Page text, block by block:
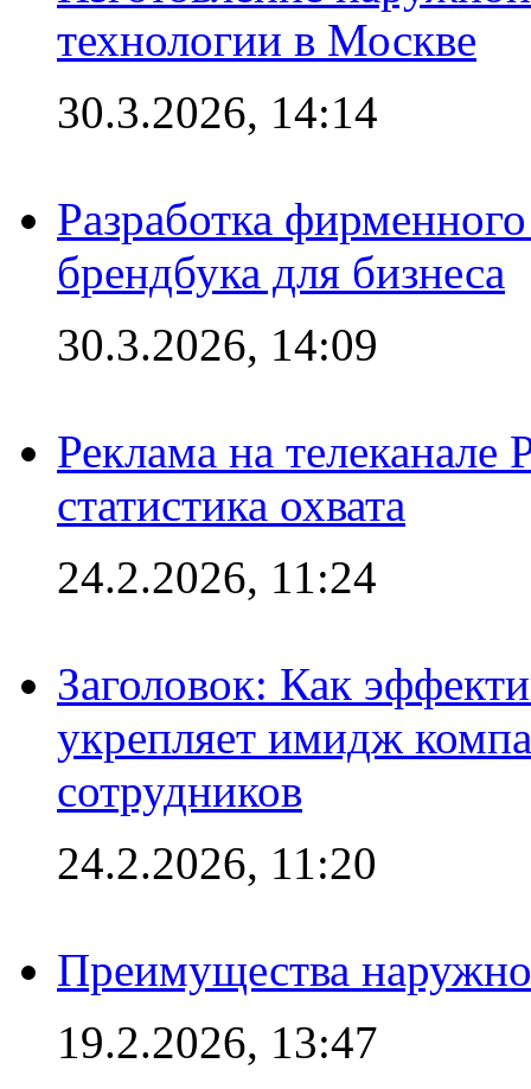
технологии в Москве
30.3.2026, 14:14
Разработка
брендбука для бизнеса
30.3.2026, 14:09
Реклама на
статистика охвата
24.2.2026, 11:24
Заголовок: Как
укрепляет имидж
сотрудников
24.2.2026, 11:20
Преимущества
19.2.2026, 13:47